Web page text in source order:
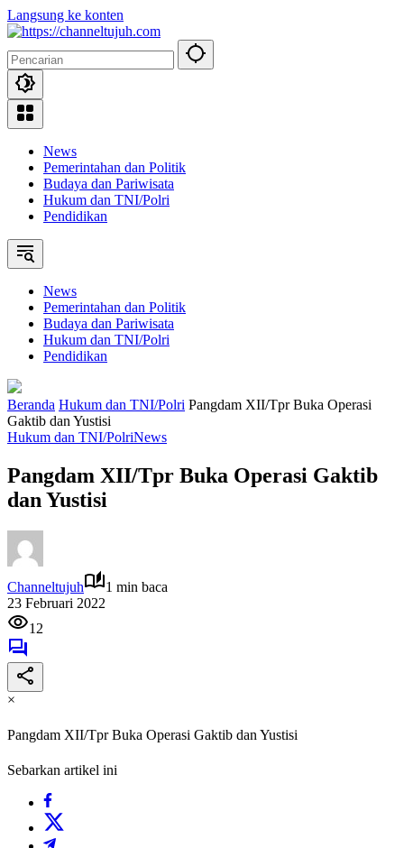
Langsung ke konten
News
Pemerintahan dan Politik
Budaya dan Pariwisata
Hukum dan TNI/Polri
Pendidikan
News
Pemerintahan dan Politik
Budaya dan Pariwisata
Hukum dan TNI/Polri
Pendidikan
Beranda Hukum dan TNI/Polri Pangdam XII/Tpr Buka Operasi
Gaktib dan Yustisi
Hukum dan TNI/PolriNews
Pangdam XII/Tpr Buka Operasi Gaktib
dan Yustisi
Channeltujuh
1 min baca
23 Februari 2022
12
×
Pangdam XII/Tpr Buka Operasi Gaktib dan Yustisi
Sebarkan artikel ini